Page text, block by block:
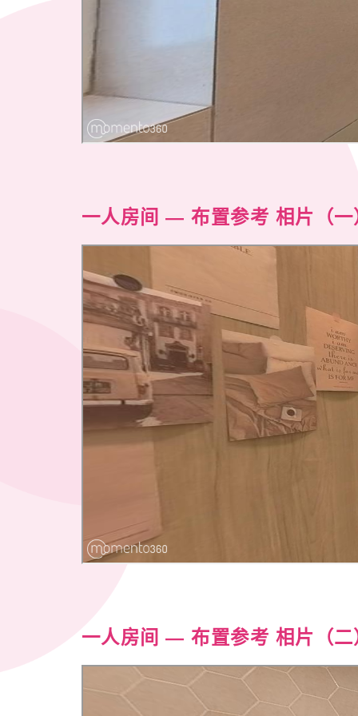
一人房间 — 布置参考 相片（一
一人房间 — 布置参考 相片 （二